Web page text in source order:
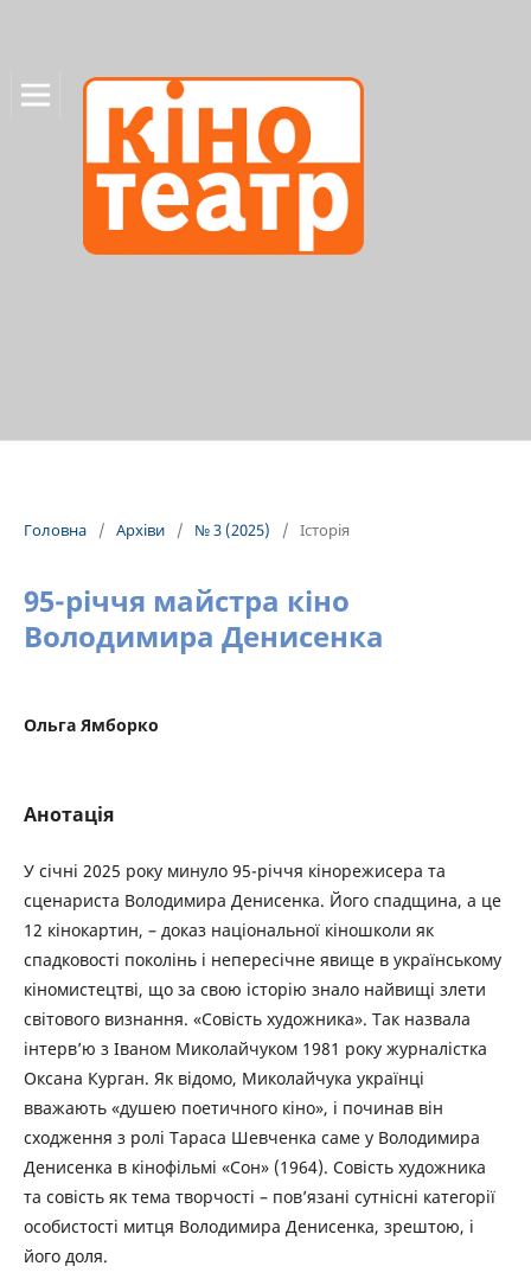
Головна / Архіви / № 3 (2025) / Історія
95-річчя майстра кіно
Володимира Денисенка
Ольга Ямборко
Анотація
У січні 2025 року минуло 95-річчя кінорежисера та
сценариста Володимира Денисенка. Його спадщина, а це
12 кінокартин, – доказ національної кіношколи як
спадковості поколінь і непересічне явище в українському
кіномистецтві, що за свою історію знало найвищі злети
світового визнання. «Совість художника». Так назвала
інтерв’ю з Іваном Миколайчуком 1981 року журналістка
Оксана Курган. Як відомо, Миколайчука українці
вважають «душею поетичного кіно», і починав він
сходження з ролі Тараса Шевченка саме у Володимира
Денисенка в кінофільмі «Сон» (1964). Совість художника
та совість як тема творчості – пов’язані сутнісні категорії
особистості митця Володимира Денисенка, зрештою, і
його доля.